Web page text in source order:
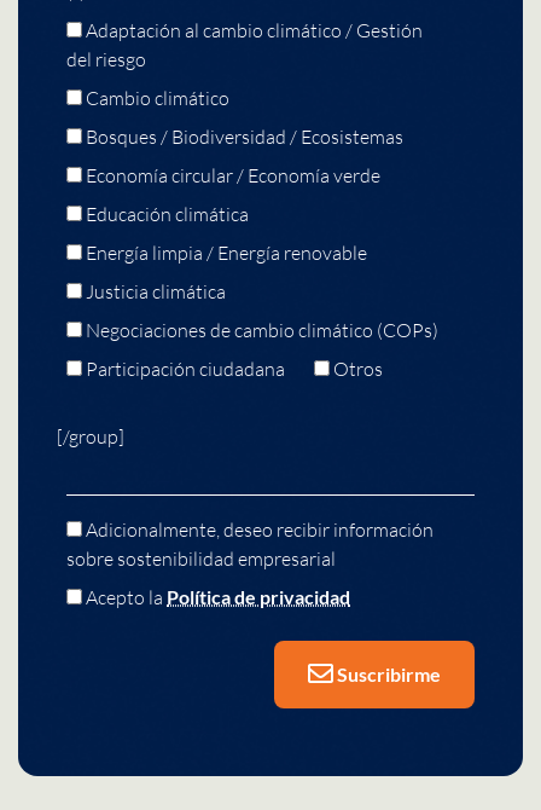
Adaptación al cambio climático / Gestión
del riesgo
Cambio climático
Bosques / Biodiversidad / Ecosistemas
Economía circular / Economía verde
Educación climática
Energía limpia / Energía renovable
Justicia climática
Negociaciones de cambio climático (COPs)
Participación ciudadana
Otros
[/group]
Adicionalmente, deseo recibir información
sobre sostenibilidad empresarial
Acepto la Política de privacidad
Suscribirme